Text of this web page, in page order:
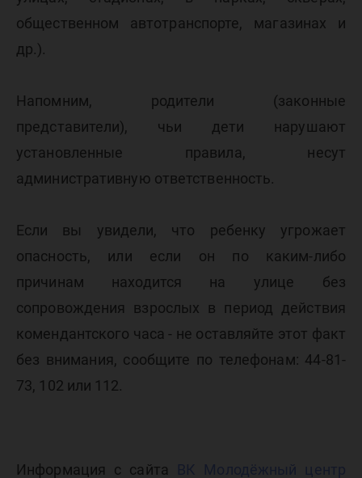
общественном автотранспорте, магазинах и
др.).
Напомним, родители (законные
представители), чьи дети нарушают
установленные правила, несут
административную ответственность.
Если вы увидели, что ребенку угрожает
опасность, или если он по каким-либо
причинам находится на улице без
сопровождения взрослых в период действия
комендантского часа - не оставляйте этот факт
без внимания, сообщите по телефонам: 44-81-
73, 102 или 112.
Информация с сайта ВК Молодёжный центр